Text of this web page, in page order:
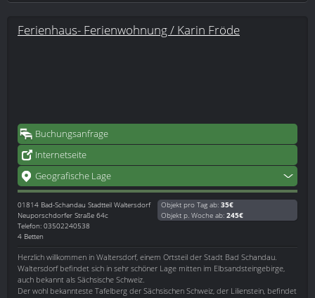
Ferienhaus- Ferienwohnung / Karin Fröde
Buchungsanfrage
Internetseite
Geografische Lage
01814 Bad-Schandau Stadtteil Waltersdorf
Neuporschdorfer Straße 64c
Telefon: 03502240538
4 Betten
Objekt pro Tag ab: 35€
Objekt p. Woche ab: 245€
Herzlich willkommen in Waltersdorf, einem Ortsteil der Stadt Bad Schandau.
Waltersdorf befindet sich in sehr schöner Lage mitten im Elbsandsteingebirge,
auch bekannt als Sächsische Schweiz.
Der wohl bekannteste Tafelberg der Sächsischen Schweiz, der Lilienstein, befindet